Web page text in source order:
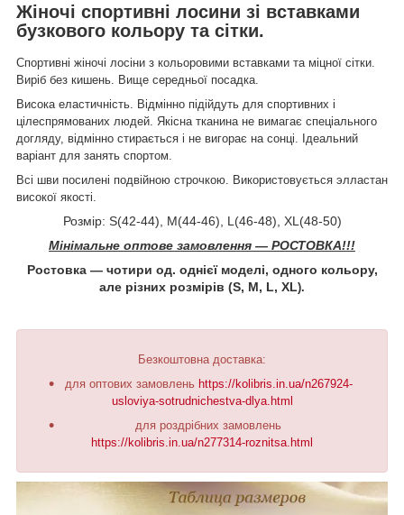
Жіночі спортивні лосини зі вставками
бузкового кольору та сітки.
Спортивні жіночі лосіни з кольоровими вставками та міцної сітки.
Виріб без кишень. Вище середньої посадка.
Висока еластичність. Відмінно підійдуть для спортивних і
цілеспрямованих людей. Якісна тканина не вимагає спеціального
догляду, відмінно стирається і не вигорає на сонці. Ідеальний
варіант для занять спортом.
Всі шви посилені подвійною строчкою. Використовується элластан
високої якості.
Розмір: S(42-44), M(44-46), L(46-48), XL(48-50)
Мінімальне оптове замовлення ― РОСТОВКА!!!
Ростовка ― чотири од. однієї моделі, одного кольору,
але різних розмірів (S, M, L, XL).
Безкоштовна доставка:
для оптових замовлень https://kolibris.in.ua/n267924-
usloviya-sotrudnichestva-dlya.html
для роздрібних замовлень
https://kolibris.in.ua/n277314-roznitsa.html